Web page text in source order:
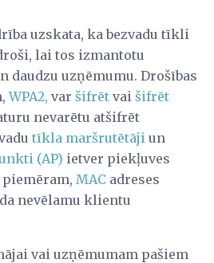
uzskata, ka bezvadu tīkli
lai tos izmantotu
daudzu uzņēmumu. Drošības
WPA2, var šifrēt vai šifrēt
nevarētu atšifrēt
tīkla maršrutētāji un
(AP) ietver piekļuves
MAC adreses
nevēlamu klientu
vai uzņēmumam pašiem